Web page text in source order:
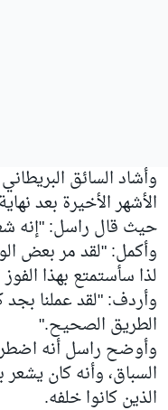
وأشاد السائق
الأشهر الأخيرة بعد
حيث قال راسل: "إنه
وأكمل: "لقد مر بعض
لذا سأستمتع بهذا
وأردف: "لقد عملنا
الطريق الصحيح."
وأوضح راسل أنه
السباق، وأنه كان
الذين كانوا خلفه.